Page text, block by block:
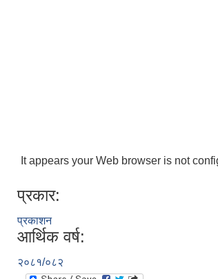
It appears your Web browser is not
प्रकार:
प्रकाशन
आर्थिक वर्ष:
२०८१/०८२